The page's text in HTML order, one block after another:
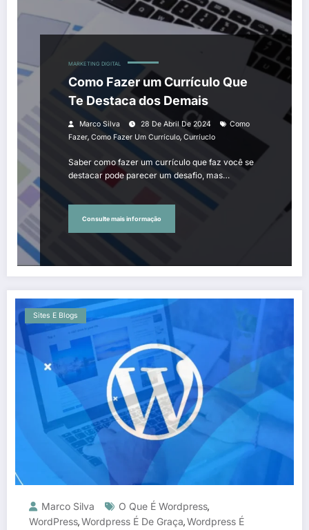
MARKETING DIGITAL
Como Fazer um Currículo Que
Te Destaca dos Demais
Marco Silva 28 De Abril De 2024
Como
Fazer, Como Fazer Um Currículo, Curríuclo
Saber como fazer um currículo que faz você se
destacar pode parecer um desafio, mas…
Consulte mais informação
Sites E Blogs
Marco Silva O Que É Wordpress,
WordPress,Wordpress É De Graça,Wordpress É